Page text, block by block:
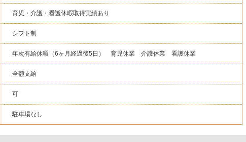
育児・介護・看護休暇取得実績あり
シフト制
年次有給休暇（6ヶ月経過後5日） 育児休業 介護休業 看護休業
全額支給
可
駐車場なし